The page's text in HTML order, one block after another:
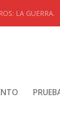
LA GUERRA.